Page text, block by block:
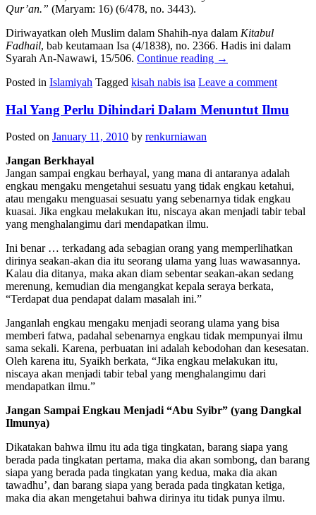
Qur’an.” (Maryam: 16) (6/478, no. 3443).
Diriwayatkan oleh Muslim dalam Shahih-nya dalam Kitabul
Fadhail, bab keutamaan Isa (4/1838), no. 2366. Hadis ini dalam
Syarah An-Nawawi, 15/506. Continue reading →
Posted in Islamiyah Tagged kisah nabis isa Leave a comment
Hal Yang Perlu Dihindari Dalam Menuntut Ilmu
Posted on January 11, 2010 by renkurniawan
Jangan Berkhayal
Jangan sampai engkau berhayal, yang mana di antaranya adalah
engkau mengaku mengetahui sesuatu yang tidak engkau ketahui,
atau mengaku menguasai sesuatu yang sebenarnya tidak engkau
kuasai. Jika engkau melakukan itu, niscaya akan menjadi tabir tebal
yang menghalangimu dari mendapatkan ilmu.
Ini benar … terkadang ada sebagian orang yang memperlihatkan
dirinya seakan-akan dia itu seorang ulama yang luas wawasannya.
Kalau dia ditanya, maka akan diam sebentar seakan-akan sedang
merenung, kemudian dia mengangkat kepala seraya berkata,
“Terdapat dua pendapat dalam masalah ini.”
Janganlah engkau mengaku menjadi seorang ulama yang bisa
memberi fatwa, padahal sebenarnya engkau tidak mempunyai ilmu
sama sekali. Karena, perbuatan ini adalah kebodohan dan kesesatan.
Oleh karena itu, Syaikh berkata, “Jika engkau melakukan itu,
niscaya akan menjadi tabir tebal yang menghalangimu dari
mendapatkan ilmu.”
Jangan Sampai Engkau Menjadi “Abu Syibr” (yang Dangkal
Ilmunya)
Dikatakan bahwa ilmu itu ada tiga tingkatan, barang siapa yang
berada pada tingkatan pertama, maka dia akan sombong, dan barang
siapa yang berada pada tingkatan yang kedua, maka dia akan
tawadhu’, dan barang siapa yang berada pada tingkatan ketiga,
maka dia akan mengetahui bahwa dirinya itu tidak punya ilmu.